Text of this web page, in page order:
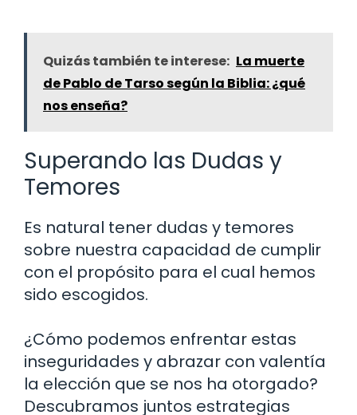
Quizás también te interese: La muerte
de Pablo de Tarso según la Biblia: ¿qué
nos enseña?
Superando las Dudas y
Temores
Es natural tener dudas y temores
sobre nuestra capacidad de cumplir
con el propósito para el cual hemos
sido escogidos.
¿Cómo podemos enfrentar estas
inseguridades y abrazar con valentía
la elección que se nos ha otorgado?
Descubramos juntos estrategias